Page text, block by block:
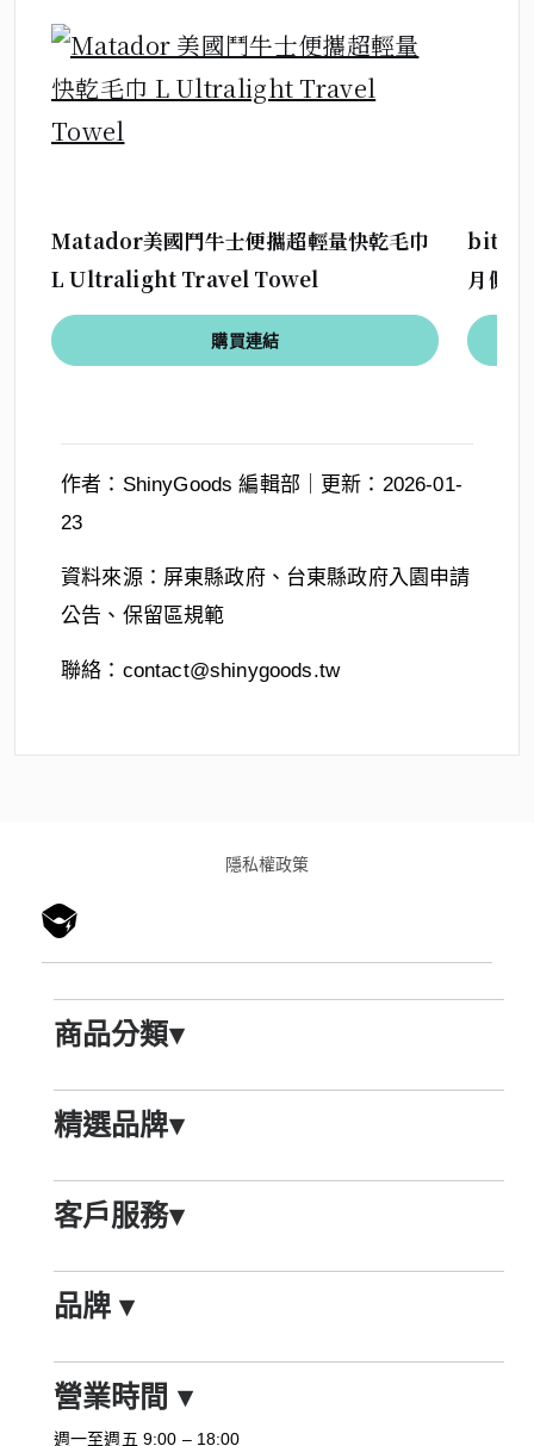
Matador美國鬥牛士便攜超輕量快乾毛巾
L Ultralight Travel Towel
購買連結
月側
作者： ShinyGoods 編輯部｜ 更新： 2026-01-
23
資料來源： 屏東縣政府、台東縣政府入園申請
公告、保留區規範
聯絡：contact@shinygoods.tw
隱私權政䇿
商品分類▾
精選品牌▾
客戶服務▾
品牌▾
營業時間 ▾
週一至週五 9:00 – 18:00